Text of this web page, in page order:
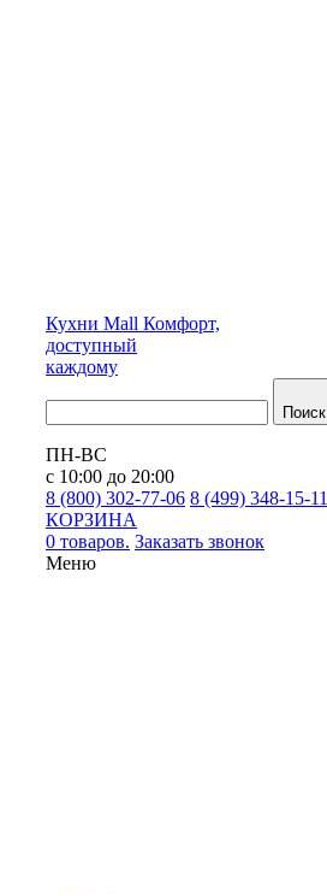
Кухни Mall Комфорт,
доступный
каждому
Поиск
ПН-ВС
с 10:00 до 20:00
8 (800) 302-77-06 8 (499) 348-15-11
КОРЗИНА
0 товаров. Заказать звонок
Меню